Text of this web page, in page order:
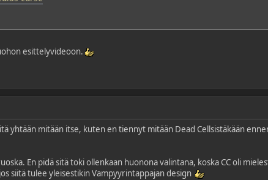
esittelyvideoon.
yhtään mitään itse, kuten en tiennyt mitään Dead Cellsistäkään
En pidä sitä toki ollenkaan huonona valintana, koska CC oli
siitä tulee yleisestikin Vampyyrintappajan design